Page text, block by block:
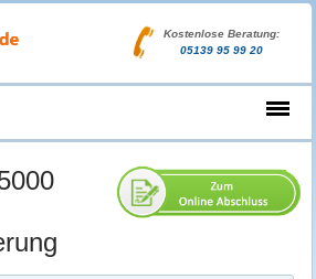
Kostenlose Beratung:
05139 95 99 20